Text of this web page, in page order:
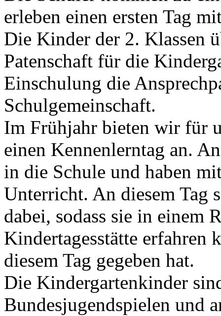
erleben einen ersten Tag
Die Kinder der 2. Klassen
Patenschaft für die
Einschulung die
Schulgemeinschaft.
Im Frühjahr bieten wir für
einen Kennenlerntag an.
in die Schule und haben
Unterricht. An diesem Tag
dabei, sodass sie in einem
Kindertagesstätte
diesem Tag gegeben hat.
Die Kindergartenkinder
Bundesjugendspielen und